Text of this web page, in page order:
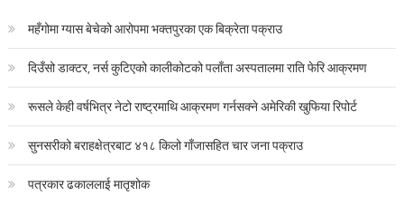
महँगोमा ग्यास बेचेको आरोपमा भक्तपुरका एक बिक्रेता पक्राउ
दिउँसो डाक्टर, नर्स कुटिएको कालीकोटको पलाँता अस्पतालमा राति फेरि आक्रमण
रूसले केही वर्षभित्र नेटो राष्ट्रमाथि आक्रमण गर्नसक्ने अमेरिकी खुफिया रिपोर्ट
सुनसरीको बराहक्षेत्रबाट ४१८ किलो गाँजासहित चार जना पक्राउ
पत्रकार ढकाललाई मातृशोक